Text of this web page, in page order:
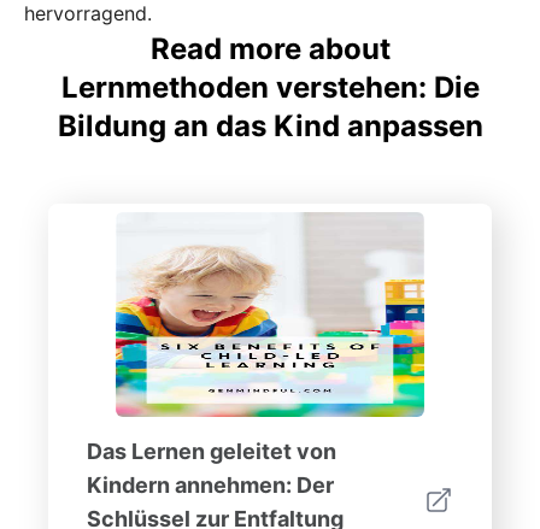
hervorragend.
Read more about
Lernmethoden verstehen: Die
Bildung an das Kind anpassen
Das Lernen geleitet von
Kindern annehmen: Der
Schlüssel zur Entfaltung